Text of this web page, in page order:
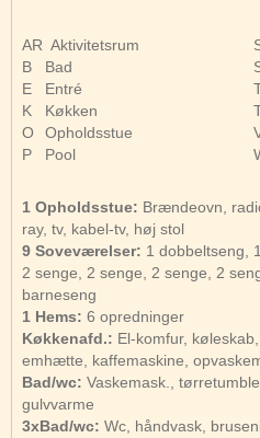
AR Aktivitetsrum
B
Bad
E
Entré
K
Køkken
O
Opholdsstue
P
Pool
1 Opholdsstue: Brændeovn,
ray, tv, kabel-tv, høj stol
9 Soveværelser: 1 dobbeltseng,
2 senge, 2 senge, 2 senge, 2
barneseng
1 Hems: 6 opredninger
Køkkenafd.: El-komfur,
emhætte, kaffemaskine,
Bad/wc: Vaskemask.,
gulvvarme
3xBad/wc: Wc, håndvask,